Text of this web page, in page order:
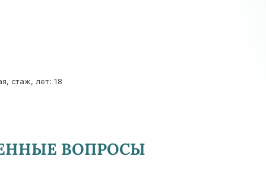
стаж, лет: 18
ВОПРОСЫ